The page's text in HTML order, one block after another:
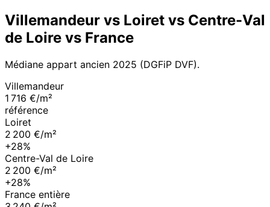
Villemandeur vs Loiret vs Centre-Val
de Loire vs France
Médiane appart ancien 2025 (DGFiP DVF).
Villemandeur
1 716 €/m²
référence
Loiret
2 200 €/m²
+28%
Centre-Val de Loire
2 200 €/m²
+28%
France entière